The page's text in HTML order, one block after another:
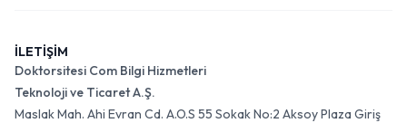
İLETİŞİM
Doktorsitesi Com Bilgi Hizmetleri
Teknoloji ve Ticaret A.Ş.
Maslak Mah. Ahi Evran Cd. A.O.S 55 Sokak No:2 Aksoy Plaza Giriş